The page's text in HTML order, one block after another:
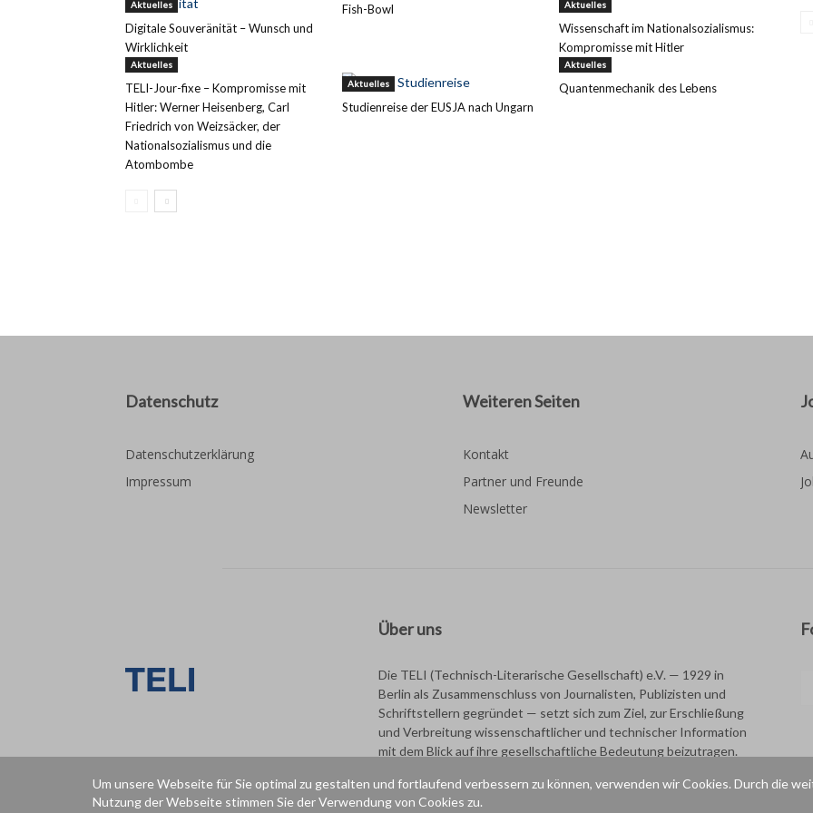
Um unsere Webseite für Sie optimal zu gestalten und fortlaufend verbessern zu können, verwenden wir Cookies. Durch die
Nutzung der Webseite stimmen Sie der Verwendung von Cookies zu.
Aktuelles
Digitale Souveränität – Wunsch und
Wirklichkeit
Fish-Bowl
Aktuelles
Wissenschaft im Nationalsozialismus:
Kompromisse mit Hitler
Aktuelles
TELI-Jour-fixe – Kompromisse mit
Hitler: Werner Heisenberg, Carl
Friedrich von Weizsäcker, der
Nationalsozialismus und die
Atombombe
Aktuelles
Studienreise der EUSJA nach Ungarn
Aktuelles
Quantenmechanik des Lebens
Datenschutz
Datenschutzerklärung
Impressum
Weiteren Seiten
Kontakt
Partner und Freunde
Newsletter
Über uns
Die TELI (Technisch-Literarische Gesellschaft) e.V. — 1929 in
Berlin als Zusammenschluss von Journalisten, Publizisten und
Schriftstellern gegründet — setzt sich zum Ziel, zur Erschließung
und Verbreitung wissenschaftlicher und technischer Information
mit dem Blick auf ihre gesellschaftliche Bedeutung beizutragen.